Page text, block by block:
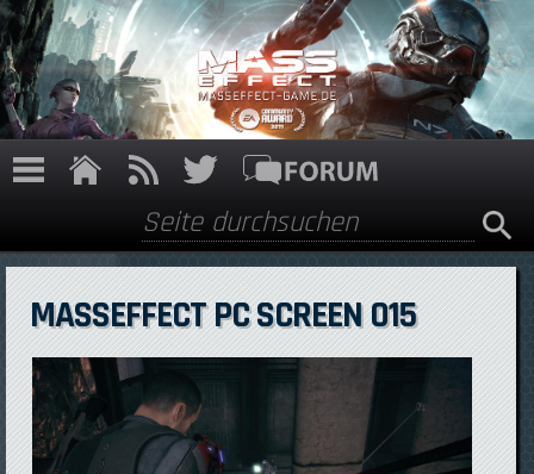
Direkt zum Inhalt
Suchformular
Suche
MASSEFFECT PC SCREEN 015